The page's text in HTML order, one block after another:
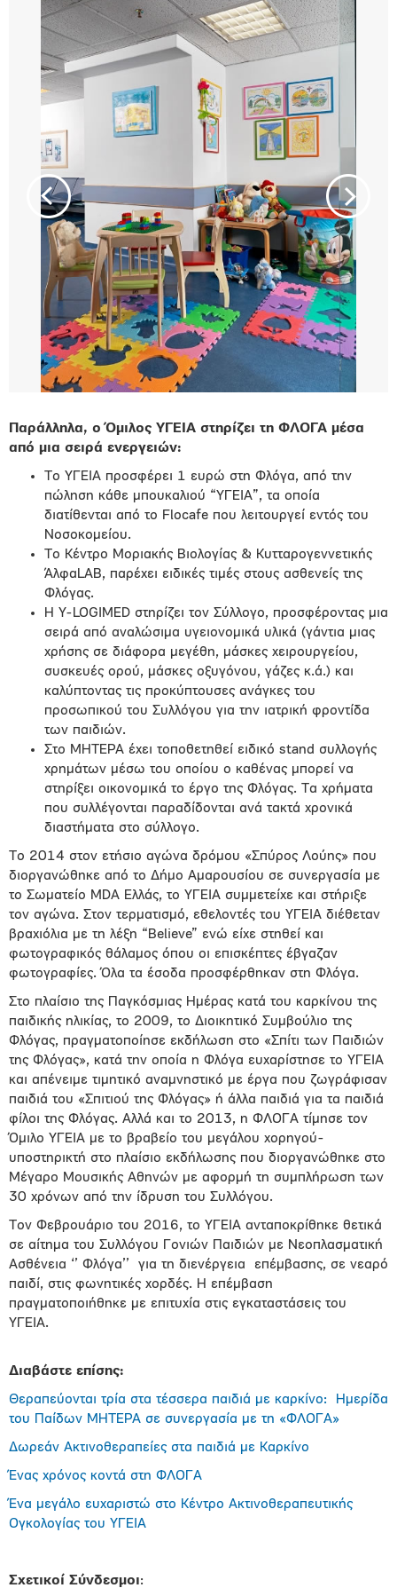
Onward
β
β Go
back
Παράλληλα, ο Όμιλος ΥΓΕΙΑ στηρίζει τη ΦΛΟΓΑ μέσα
από μια σειρά ενεργειών:
Το ΥΓΕΙΑ προσφέρει 1 ευρώ στη Φλόγα, από την
πώληση κάθε μπουκαλιού “ΥΓΕΙΑ”, τα οποία
διατίθενται από το Flocafe που λειτουργεί εντός του
Νοσοκομείου.
Το Κέντρο Μοριακής Βιολογίας & Κυτταρογεννετικής
ΆλφαLAB, παρέχει ειδικές τιμές στους ασθενείς της
Φλόγας.
Η Y-LOGIMED στηρίζει τον Σύλλογο, προσφέροντας μια
σειρά από αναλώσιμα υγειονομικά υλικά (γάντια μιας
χρήσης σε διάφορα μεγέθη, μάσκες χειρουργείου,
συσκευές ορού, μάσκες οξυγόνου, γάζες κ.ά.) και
καλύπτοντας τις προκύπτουσες ανάγκες του
προσωπικού του Συλλόγου για την ιατρική φροντίδα
των παιδιών.
Στο ΜΗΤΕΡΑ έχει τοποθετηθεί ειδικό stand συλλογής
χρημάτων μέσω του οποίου ο καθένας μπορεί να
στηρίξει οικονομικά το έργο της Φλόγας. Τα χρήματα
που συλλέγονται παραδίδονται ανά τακτά χρονικά
διαστήματα στο σύλλογο.
Το 2014 στον ετήσιο αγώνα δρόμου «Σπύρος Λούης» που
διοργανώθηκε από το Δήμο Αμαρουσίου σε συνεργασία με
το Σωματείο ΜDA Ελλάς, το ΥΓΕΙΑ συμμετείχε και στήριξε
τον αγώνα. Στον τερματισμό, εθελοντές του ΥΓΕΙΑ διέθεταν
βραχιόλια με τη λέξη “Believe” ενώ είχε στηθεί και
φωτογραφικός θάλαμος όπου οι επισκέπτες έβγαζαν
φωτογραφίες. Όλα τα έσοδα προσφέρθηκαν στη Φλόγα.
Στο πλαίσιο της Παγκόσμιας Ημέρας κατά του καρκίνου της
παιδικής ηλικίας, το 2009, το Διοικητικό Συμβούλιο της
Φλόγας, πραγματοποίησε εκδήλωση στο «Σπίτι των Παιδιών
της Φλόγας», κατά την οποία η Φλόγα ευχαρίστησε το ΥΓΕΙΑ
και απένειμε τιμητικό αναμνηστικό με έργα που ζωγράφισαν
παιδιά του «Σπιτιού της Φλόγας» ή άλλα παιδιά για τα παιδιά
φίλοι της Φλόγας. Αλλά και το 2013, η ΦΛΟΓΑ τίμησε τον
Όμιλο ΥΓΕΙΑ με το βραβείο του μεγάλου χορηγού-
υποστηρικτή στο πλαίσιο εκδήλωσης που διοργανώθηκε στο
Μέγαρο Μουσικής Αθηνών με αφορμή τη συμπλήρωση των
30 χρόνων από την ίδρυση του Συλλόγου.
Τον Φεβρουάριο του 2016, το ΥΓΕΙΑ ανταποκρίθηκε θετικά
σε αίτημα του Συλλόγου Γονιών Παιδιών με Νεοπλασματική
Ασθένεια ‘’ Φλόγα’’ για τη διενέργεια επέμβασης, σε νεαρό
παιδί, στις φωνητικές χορδές. Η επέμβαση
πραγματοποιήθηκε με επιτυχία στις εγκαταστάσεις του
ΥΓΕΙΑ.
Διαβάστε επίσης:
Θεραπεύονται τρία στα τέσσερα παιδιά με καρκίνο: Ημερίδα
του Παίδων ΜΗΤΕΡΑ σε συνεργασία με τη «ΦΛΟΓΑ»
Δωρεάν Ακτινοθεραπείες στα παιδιά με Καρκίνο
Ένας χρόνος κοντά στη ΦΛΟΓΑ
Ένα μεγάλο ευχαριστώ στο Κέντρο Ακτινοθεραπευτικής
Ογκολογίας του ΥΓΕΙΑ
Σχετικοί Σύνδεσμοι: